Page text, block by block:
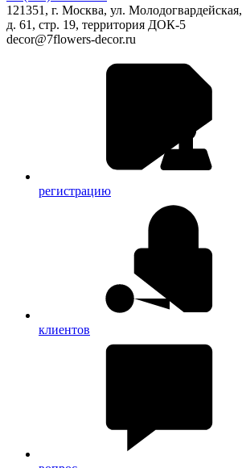
121351, г. Москва, ул. Молодогвардейская,
д. 61, стр. 19, территория ДОК-5
decor@7flowers-decor.ru
регистрацию
клиентов